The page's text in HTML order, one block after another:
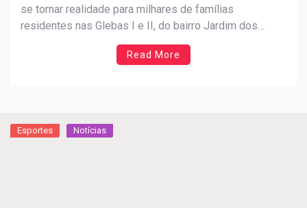
se tornar realidade para milhares de famílias
residentes nas Glebas I e II, do bairro Jardim dos
Prados. Nesta etapa, estão sendo beneficiadas mais
de 1.300 famílias (o que corresponde a 6 mil
Read More
Esportes Notícias